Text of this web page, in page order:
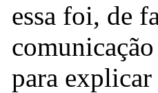
essa foi, de
para